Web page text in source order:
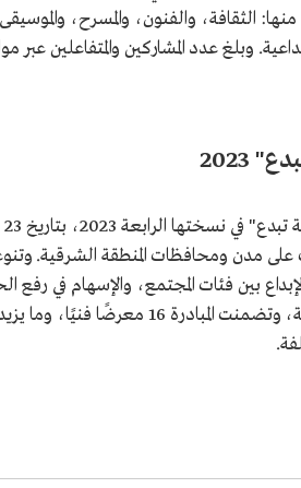
الثقافة، والفنون، والمسرح،
2023
توزعت على مدن ومحافظات المنطقة الشرقية.
الإبداع بين فئات المجتمع، والإسهام في